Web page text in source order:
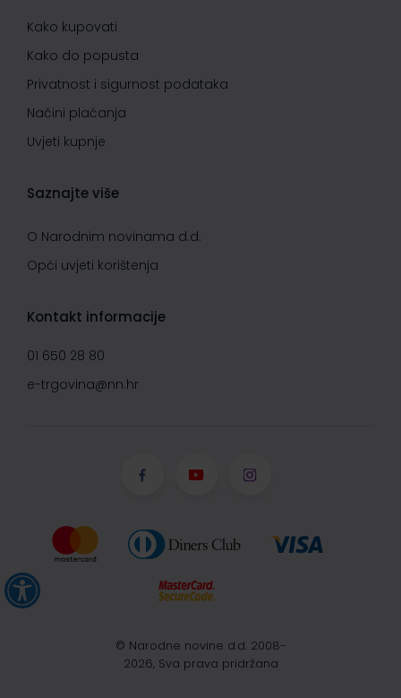
Kako kupovati
Kako do popusta
Privatnost i sigurnost podataka
Načini plaćanja
Uvjeti kupnje
Saznajte više
O Narodnim novinama d.d.
Opći uvjeti korištenja
Kontakt informacije
01 650 28 80
e-trgovina@nn.hr
© Narodne novine d.d. 2008-
2026, Sva prava pridržana